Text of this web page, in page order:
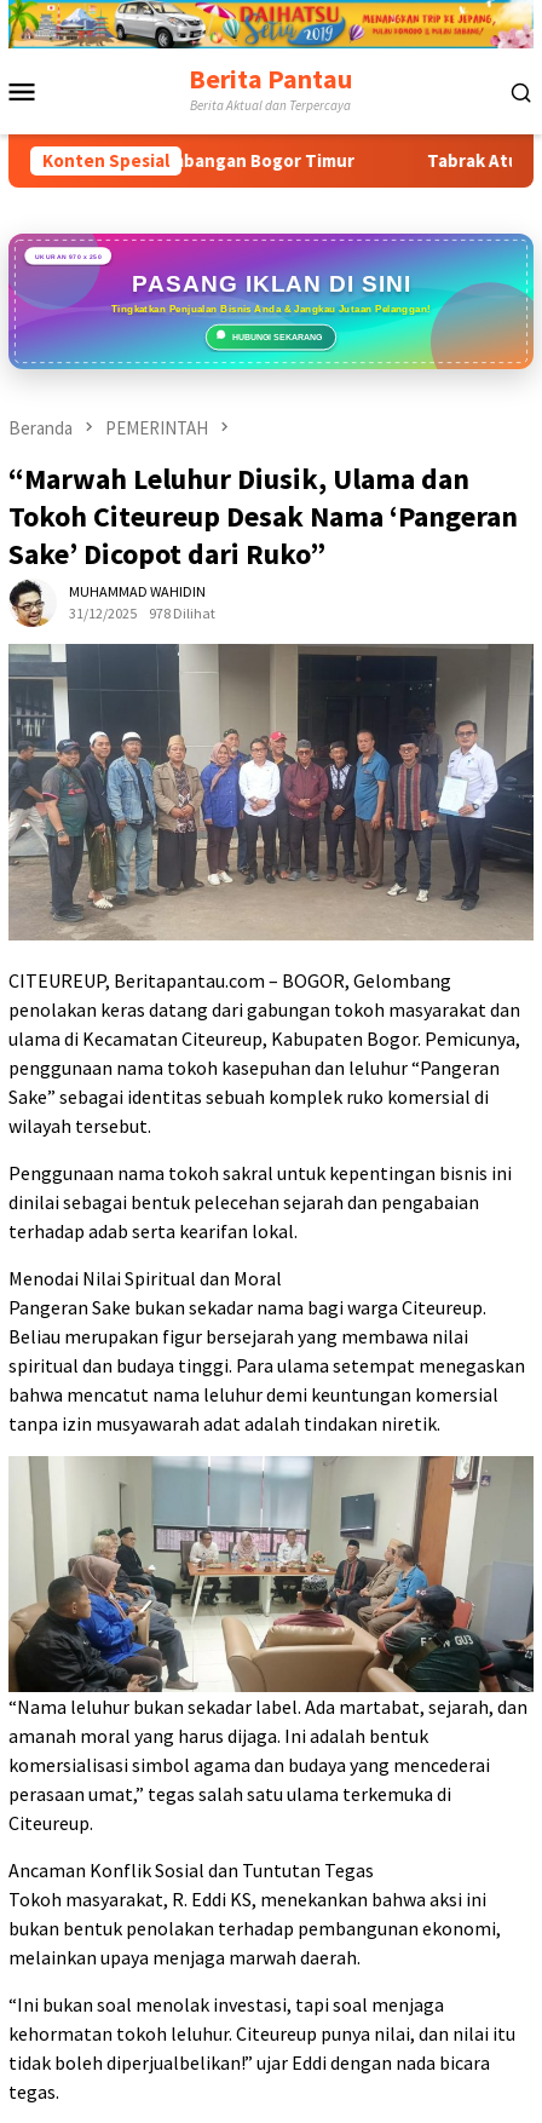
Loncat
ke
Berita Pantau
Berita Aktual dan Terpercaya
Konten SpesialBogor Timur Tabrak Aturan & Tantang
UKURAN 970 x 250
PASANG IKLAN DI SINI
Tingkatkan Penjualan Bisnis Anda & Jangkau Jutaan Pelanggan!
HUBUNGI SEKARANG
Beranda PEMERINTAH
“Marwah Leluhur Diusik, Ulama dan
Tokoh Citeureup Desak Nama ‘Pangeran
Sake’ Dicopot dari Ruko”
MUHAMMAD WAHIDIN
31/12/2025
978 Dilihat
CITEUREUP, Beritapantau.com – BOGOR, Gelombang
penolakan keras datang dari gabungan tokoh masyarakat dan
ulama di Kecamatan Citeureup, Kabupaten Bogor. Pemicunya,
penggunaan nama tokoh kasepuhan dan leluhur “Pangeran
Sake” sebagai identitas sebuah komplek ruko komersial di
wilayah tersebut.
​Penggunaan nama tokoh sakral untuk kepentingan bisnis ini
dinilai sebagai bentuk pelecehan sejarah dan pengabaian
terhadap adab serta kearifan lokal.
​Menodai Nilai Spiritual dan Moral
Pangeran Sake bukan sekadar nama bagi warga Citeureup.
Beliau merupakan figur bersejarah yang membawa nilai
spiritual dan budaya tinggi. Para ulama setempat menegaskan
bahwa mencatut nama leluhur demi keuntungan komersial
tanpa izin musyawarah adat adalah tindakan niretik.
​“Nama leluhur bukan sekadar label. Ada martabat, sejarah, dan
amanah moral yang harus dijaga. Ini adalah bentuk
komersialisasi simbol agama dan budaya yang mencederai
perasaan umat,” tegas salah satu ulama terkemuka di
Citeureup.
​Ancaman Konflik Sosial dan Tuntutan Tegas
Tokoh masyarakat, R. Eddi KS, menekankan bahwa aksi ini
bukan bentuk penolakan terhadap pembangunan ekonomi,
melainkan upaya menjaga marwah daerah.
​“Ini bukan soal menolak investasi, tapi soal menjaga
kehormatan tokoh leluhur. Citeureup punya nilai, dan nilai itu
tidak boleh diperjualbelikan!” ujar Eddi dengan nada bicara
tegas.